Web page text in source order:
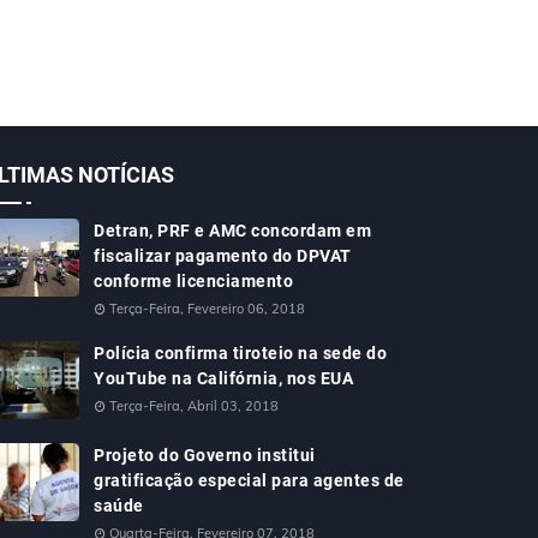
NOTÍCIAS
Detran, PRF e AMC concordam em
fiscalizar pagamento do DPVAT
conforme licenciamento
Terça-Feira, Fevereiro 06, 2018
Polícia confirma tiroteio na sede do
YouTube na Califórnia, nos EUA
Terça-Feira, Abril 03, 2018
Projeto do Governo institui
gratificação especial para agentes de
saúde
Quarta-Feira, Fevereiro 07, 2018